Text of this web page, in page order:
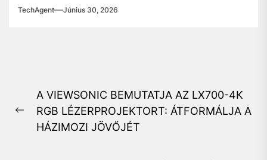
TechAgent Június 30, 2026
navigáció
Previous
post:
A VIEWSONIC BEMUTATJA AZ LX700-4K
RGB LÉZERPROJEKTORT: ÁTFORMÁLJA A
HÁZIMOZI JÖVŐJÉT